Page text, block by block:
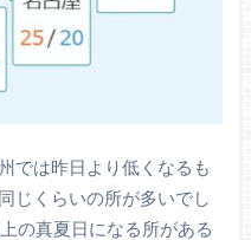
では昨日より低くなるも
じくらいの所が多いでし
の真夏日になる所がある